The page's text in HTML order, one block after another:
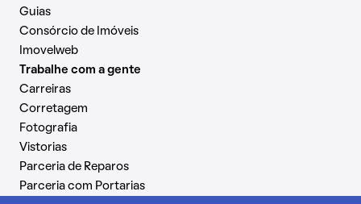
Guias
Consórcio de Imóveis
Imovelweb
Trabalhe com a gente
Carreiras
Corretagem
Fotografia
Vistorias
Parceria de Reparos
Parceria com Portarias